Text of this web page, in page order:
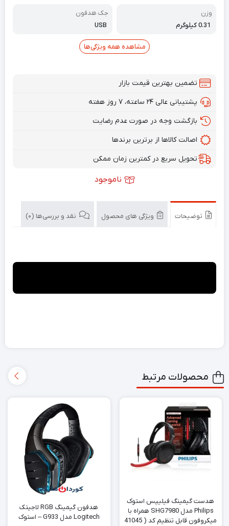
وزن
‎0.31 کیلوگرم
جک هدفون
USB
مشاهده همه ویژگی‌ها
تضمین بهترین قیمت بازار
پشتیبانی عالی ۲۴ ساعته، ۷ روز هفته
بازگشت وجه در صورت عدم رضایت
اصالت کالاها از برترین برندها
تحویل سریع در کمترین زمان ممکن
ناموجود
توضیحات ویژگی های محصول نقد و بررسی‌ها (0)
محصولات مرتبط
هدست گیمینگ فیلیپس استوک
Philips مدل SHG7980 همراه با
میکروفون قابل تنظیم کد ( 41045
هدفون گیمینگ RGB لاجیتک
Logitech مدل G933 – استوک